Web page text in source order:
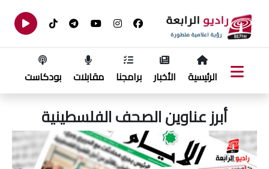
الرئيسية الأخبار برامجنا مقابلات بودكاست
أبرز عناوين الصحف الفلسطينية